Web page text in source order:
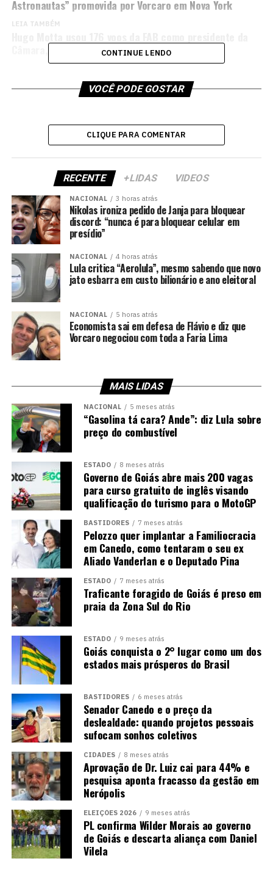
Astronautas” promovida por Vorcaro em Nova York
LEIA TAMBÉM
Câmara, 43% para sua terra natal
CONTINUE LENDO
VOCÊ PODE GOSTAR
CLIQUE PARA COMENTAR
RECENTE +LIDAS VIDEOS
NACIONAL 3 horas atrás
Nikolas ironiza pedido de Janja para bloquear
discord: “nunca é para bloquear celular em
presídio”
NACIONAL 4 horas atrás
Lula critica “Aerolula”, mesmo sabendo que novo
jato esbarra em custo bilionário e ano eleitoral
NACIONAL 5 horas atrás
Economista sai em defesa de Flávio e diz que
Vorcaro negociou com toda a Faria Lima
MAIS LIDAS
NACIONAL 5 meses atrás
“Gasolina tá cara? Ande”: diz Lula sobre
preço do combustível
ESTADO 8 meses atrás
Governo de Goiás abre mais 200 vagas
para curso gratuito de inglês visando
qualificação do turismo para o MotoGP
BASTIDORES 7 meses atrás
Pelozzo quer implantar a Familiocracia
em Canedo, como tentaram o seu ex
Aliado Vanderlan e o Deputado Pina
ESTADO 7 meses atrás
Traficante foragido de Goiás é preso em
praia da Zona Sul do Rio
ESTADO 9 meses atrás
Goiás conquista o 2° lugar como um dos
estados mais prósperos do Brasil
BASTIDORES 6 meses atrás
Senador Canedo e o preço da
deslealdade: quando projetos pessoais
sufocam sonhos coletivos
CIDADES 8 meses atrás
Aprovação de Dr. Luiz cai para 44% e
pesquisa aponta fracasso da gestão em
Nerópolis
ELEIÇÕES 2026 9 meses atrás
PL confirma Wilder Morais ao governo
de Goiás e descarta aliança com Daniel
Vilela